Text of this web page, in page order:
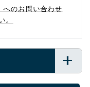
のお問い合わせ
。